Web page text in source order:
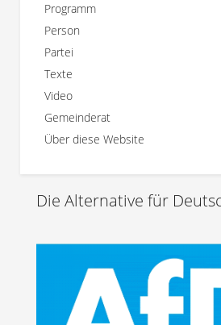
Programm
Person
Partei
Texte
Video
Gemeinderat
Über diese Website
Die Alternative für